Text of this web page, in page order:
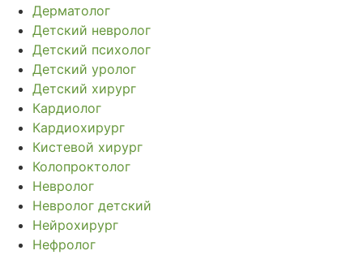
Дерматолог
Детский невролог
Детский психолог
Детский уролог
Детский хирург
Кардиолог
Кардиохирург
Кистевой хирург
Колопроктолог
Невролог
Невролог детский
Нейрохирург
Нефролог